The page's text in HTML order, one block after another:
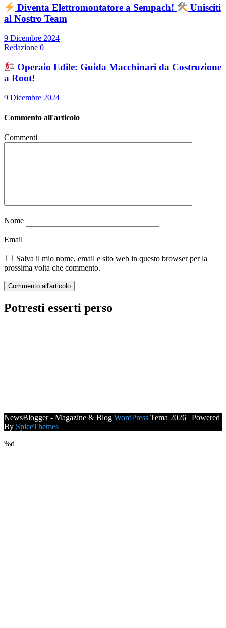
Diventa Elettromontatore a Sempach!
Unisciti
al Nostro Team
9 Dicembre 2024
Redazione 0
Operaio Edile: Guida Macchinari da Costruzione
a Root!
9 Dicembre 2024
Commento all'articolo
Commenti
Nome
Email
Salva il mio nome, email e sito web in questo browser per la
prossima volta che commento.
Potresti esserti perso
NewsBlogger - Magazine & Blog WordPress Tema 2026 | Powered
BySpiceThemes
%d